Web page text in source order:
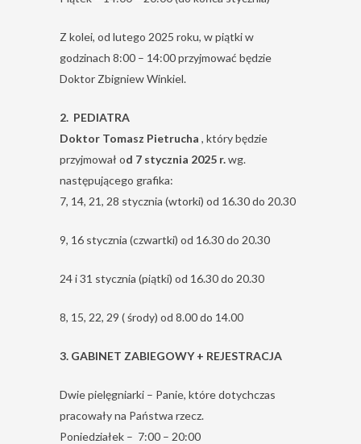
Z kolei, od lutego 2025 roku, w piątki w
godzinach 8:00 – 14:00 przyjmować będzie
Doktor Zbigniew Winkiel.
2. PEDIATRA
Doktor Tomasz Pietrucha , który będzie
przyjmował od 7 stycznia 2025 r.wg.
następującego grafika:
7, 14, 21, 28 stycznia (wtorki) od 16.30 do 20.30
9, 16 stycznia (czwartki) od 16.30 do 20.30
24 i 31 stycznia (piątki) od 16.30 do 20.30
8, 15, 22, 29 ( środy) od 8.00 do 14.00
3. GABINET ZABIEGOWY + REJESTRACJA
Dwie pielęgniarki – Panie, które dotychczas
pracowały na Państwa rzecz.
Poniedziałek – 7:00 – 20:00